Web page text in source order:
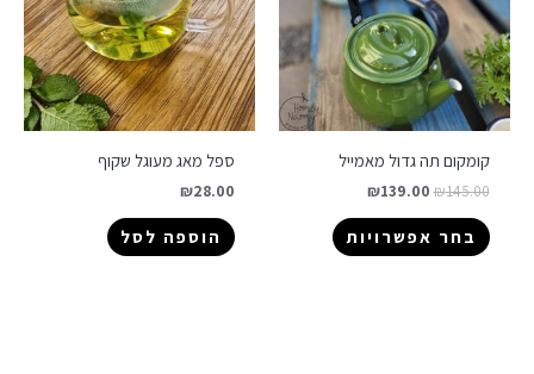
קומקום תה גדול מאמייל
₪145.00
₪139.00
בחר אפשרויות
ספל מאג מעוגל שקוף
₪28.00
הוספה לסל